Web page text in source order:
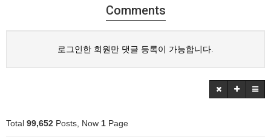
Comments
로그인한 회원만 댓글 등록이 가능합니다.
Total 99,652 Posts, Now 1 Page